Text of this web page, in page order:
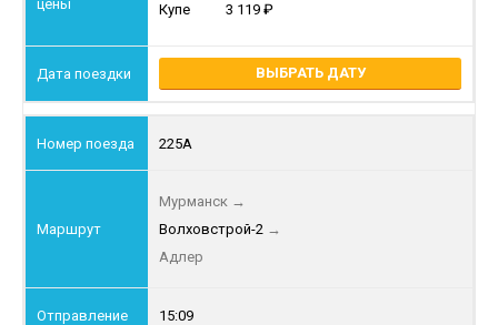
Купе
3 119
ВЫБРАТЬ ДАТУ
225А
Мурманск →
Волховстрой-2 →
Адлер
15:09